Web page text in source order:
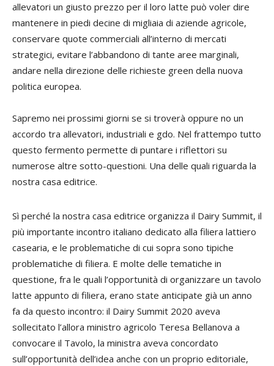
allevatori un giusto prezzo per il loro latte può voler dire
mantenere in piedi decine di migliaia di aziende agricole,
conservare quote commerciali all’interno di mercati
strategici, evitare l’abbandono di tante aree marginali,
andare nella direzione delle richieste green della nuova
politica europea.
Sapremo nei prossimi giorni se si troverà oppure no un
accordo tra allevatori, industriali e gdo. Nel frattempo tutto
questo fermento permette di puntare i riflettori su
numerose altre sotto-questioni. Una delle quali riguarda la
nostra casa editrice.
Sì perché la nostra casa editrice organizza il Dairy Summit, il
più importante incontro italiano dedicato alla filiera lattiero
casearia, e le problematiche di cui sopra sono tipiche
problematiche di filiera. E molte delle tematiche in
questione, fra le quali l’opportunità di organizzare un tavolo
latte appunto di filiera, erano state anticipate già un anno
fa da questo incontro: il Dairy Summit 2020 aveva
sollecitato l’allora ministro agricolo Teresa Bellanova a
convocare il Tavolo, la ministra aveva concordato
sull’opportunità dell’idea anche con un proprio editoriale,